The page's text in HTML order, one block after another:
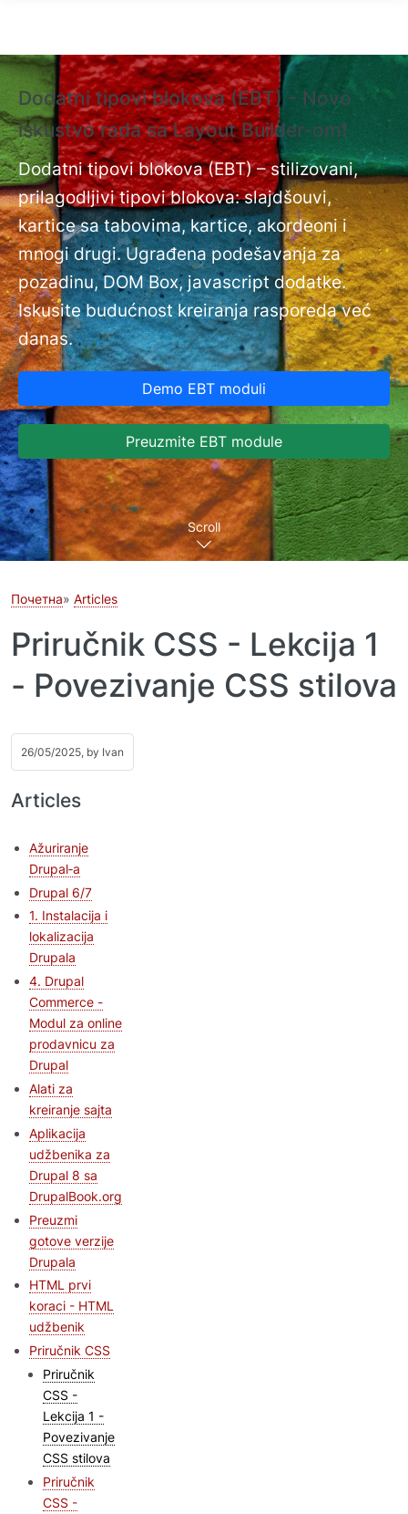
Dodatni tipovi blokova (EBT) - Novo
iskustvo rada sa Layout Builder-om❗
Dodatni tipovi blokova (EBT) – stilizovani,
prilagodljivi tipovi blokova: slajdšouvi,
kartice sa tabovima, kartice, akordeoni i
mnogi drugi. Ugrađena podešavanja za
pozadinu, DOM Box, javascript dodatke.
Iskusite budućnost kreiranja rasporeda već
danas.
Demo EBT moduli
Preuzmite EBT module
na
Scroll
Почетна Articles
Priručnik CSS - Lekcija 1
- Povezivanje CSS stilova
26/05/2025, by Ivan
Articles
Ažuriranje
Drupal‑a
Drupal 6/7
1. Instalacija i
lokalizacija
Drupala
4. Drupal
Commerce -
Modul za online
prodavnicu za
Drupal
Alati za
kreiranje sajta
Aplikacija
udžbenika za
Drupal 8 sa
DrupalBook.org
Preuzmi
gotove verzije
Drupala
HTML prvi
koraci - HTML
udžbenik
Priručnik CSS
Priručnik
CSS -
Lekcija 1 -
Povezivanje
CSS stilova
Priručnik
CSS -